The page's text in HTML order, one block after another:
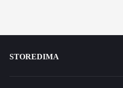
STOREDIMA